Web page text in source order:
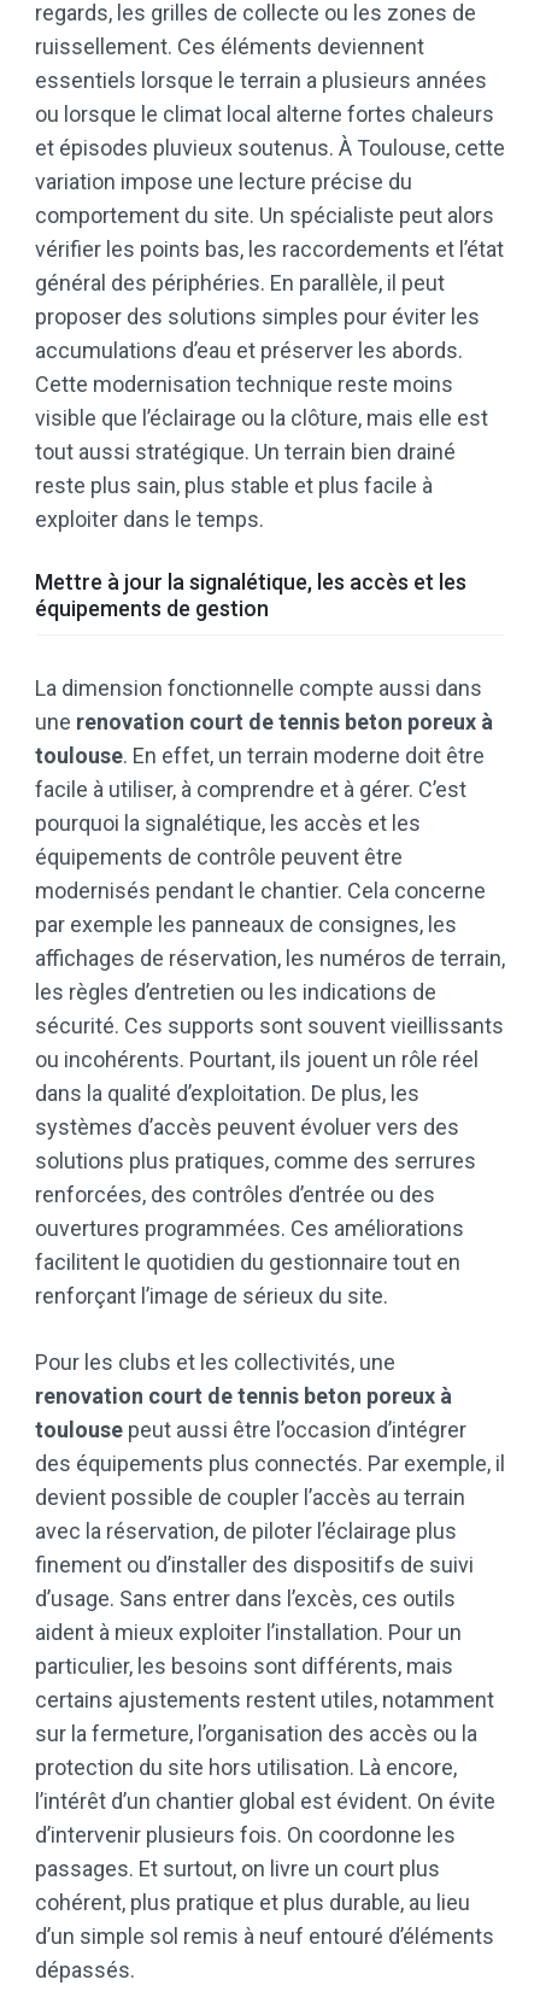
regards, les grilles de collecte ou les zones de
ruissellement. Ces éléments deviennent
essentiels lorsque le terrain a plusieurs années
ou lorsque le climat local alterne fortes chaleurs
et épisodes pluvieux soutenus. À Toulouse, cette
variation impose une lecture précise du
comportement du site. Un spécialiste peut alors
vérifier les points bas, les raccordements et l’état
général des périphéries. En parallèle, il peut
proposer des solutions simples pour éviter les
accumulations d’eau et préserver les abords.
Cette modernisation technique reste moins
visible que l’éclairage ou la clôture, mais elle est
tout aussi stratégique. Un terrain bien drainé
reste plus sain, plus stable et plus facile à
exploiter dans le temps.
Mettre à jour la signalétique, les accès et les
équipements de gestion
La dimension fonctionnelle compte aussi dans
une renovation court de tennis beton poreux à
toulouse. En effet, un terrain moderne doit être
facile à utiliser, à comprendre et à gérer. C’est
pourquoi la signalétique, les accès et les
équipements de contrôle peuvent être
modernisés pendant le chantier. Cela concerne
par exemple les panneaux de consignes, les
affichages de réservation, les numéros de terrain,
les règles d’entretien ou les indications de
sécurité. Ces supports sont souvent vieillissants
ou incohérents. Pourtant, ils jouent un rôle réel
dans la qualité d’exploitation. De plus, les
systèmes d’accès peuvent évoluer vers des
solutions plus pratiques, comme des serrures
renforcées, des contrôles d’entrée ou des
ouvertures programmées. Ces améliorations
facilitent le quotidien du gestionnaire tout en
renforçant l’image de sérieux du site.
Pour les clubs et les collectivités, une
renovation court de tennis beton poreux à
toulouse peut aussi être l’occasion d’intégrer
des équipements plus connectés. Par exemple, il
devient possible de coupler l’accès au terrain
avec la réservation, de piloter l’éclairage plus
finement ou d’installer des dispositifs de suivi
d’usage. Sans entrer dans l’excès, ces outils
aident à mieux exploiter l’installation. Pour un
particulier, les besoins sont différents, mais
certains ajustements restent utiles, notamment
sur la fermeture, l’organisation des accès ou la
protection du site hors utilisation. Là encore,
l’intérêt d’un chantier global est évident. On évite
d’intervenir plusieurs fois. On coordonne les
passages. Et surtout, on livre un court plus
cohérent, plus pratique et plus durable, au lieu
d’un simple sol remis à neuf entouré d’éléments
dépassés.